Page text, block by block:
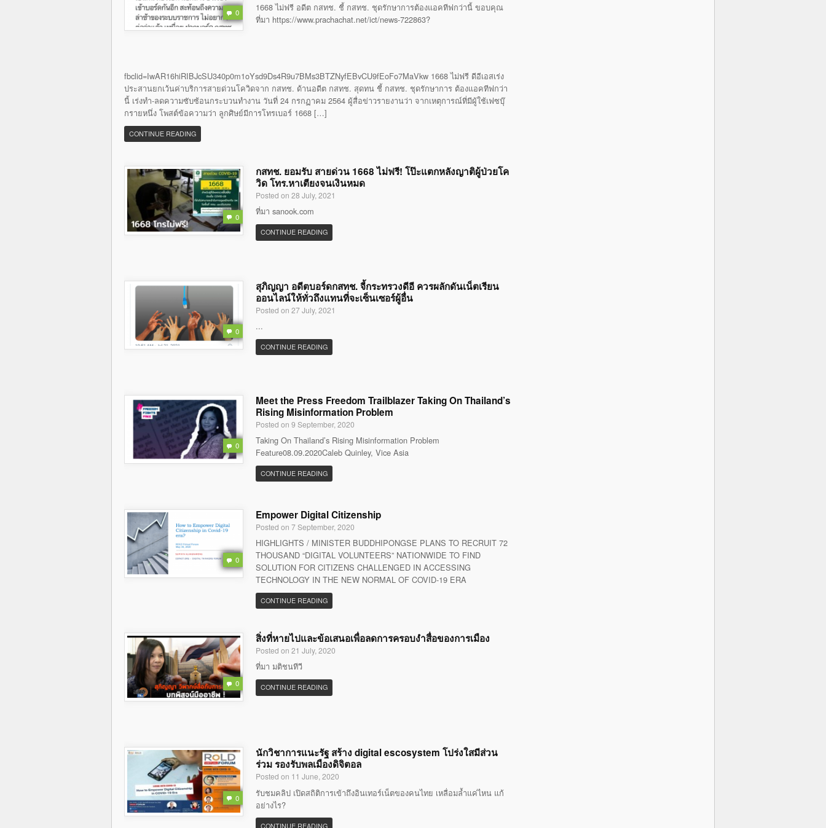
0
1668 ไม่ฟรี อดีต กสทช. ชี้ กสทช. ชุดรักษาการต้องแอคทีฟกว่านี้ ขอบคุณ
ที่มา https://www.prachachat.net/ict/news-722863?
fbclid=IwAR16hiRIBJcSU340p0m1oYsd9Ds4R9u7BMs3BTZNyfEBvCU9fEoFo7MaVkw 1668 ไม่ฟรี ดีอีเอสเร่ง
ประสานยกเว้นค่าบริการสายด่วนโควิดจาก กสทช. ด้านอดีต กสทช. สุดทน ชี้ กสทช. ชุดรักษาการ ต้องแอคทีฟกว่า
นี้ เร่งทำ-ลดความซับซ้อนกระบวนทำงาน วันที่ 24 กรกฏาคม 2564 ผู้สื่อข่าวรายงานว่า จากเหตุการณ์ที่มีผู้ใช้เฟซบุ๊
กรายหนึ่ง โพสต์ข้อความว่า ลูกศิษย์มีการโทรเบอร์ 1668 […]
CONTINUE READING
0
กสทช. ยอมรับ สายด่วน 1668 ไม่ฟรี! โป๊ะแตกหลังญาติผู้ป่วยโค
วิด โทร.หาเตียงจนเงินหมด
Posted on 28 July, 2021
ที่มา sanook.com
CONTINUE READING
0
สุภิญญา อดีตบอร์ดกสทช. จี้กระทรวงดีอี ควรผลักดันเน็ตเรียน
ออนไลน์ให้ทั่วถึงแทนที่จะเซ็นเซอร์ผู้อื่น
Posted on 27 July, 2021
...
CONTINUE READING
0
Meet the Press Freedom Trailblazer Taking On Thailand’s
Rising Misinformation Problem
Posted on 9 September, 2020
Taking On Thailand’s Rising Misinformation Problem
Feature08.09.2020Caleb Quinley, Vice Asia
CONTINUE READING
0
Empower Digital Citizenship
Posted on 7 September, 2020
HIGHLIGHTS / MINISTER BUDDHIPONGSE PLANS TO RECRUIT 72
THOUSAND “DIGITAL VOLUNTEERS” NATIONWIDE TO FIND
SOLUTION FOR CITIZENS CHALLENGED IN ACCESSING
TECHNOLOGY IN THE NEW NORMAL OF COVID-19 ERA
CONTINUE READING
0
สิ่งที่หายไปและข้อเสนอเพื่อลดการครอบงำสื่อของการเมือง
Posted on 21 July, 2020
ที่มา มติชนทีวี
CONTINUE READING
0
นักวิชาการแนะรัฐ สร้าง digital escosystem โปร่งใสมีส่วน
ร่วม รองรับพลเมืองดิจิตอล
Posted on 11 June, 2020
รับชมคลิป เปิดสถิติการเข้าถึงอินเทอร์เน็ตของคนไทย เหลื่อมล้ำแค่ไหน แก้
อย่างไร?
CONTINUE READING